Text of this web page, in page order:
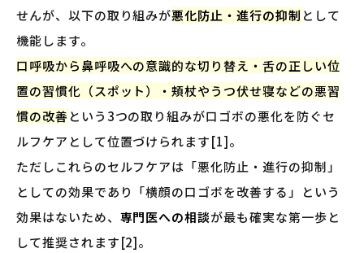
せんが、以下の取り組みが悪化防止・進行の抑制 として
機能します。
口呼吸から鼻呼吸への意識的な切り替え・舌の正しい位
置の習慣化（スポット）・頬杖やうつ伏せ寝などの悪習
慣の改善 という3つの取り組みが口ゴボの悪化を防ぐセ
ルフケアとして位置づけられます[1]。
ただしこれらのセルフケアは「悪化防止・進行の抑制」
としての効果であり「横顔の口ゴボを改善する」という
効果はないため、 専門医への相談が最も確実な第一歩と
して推奨されます[2]。